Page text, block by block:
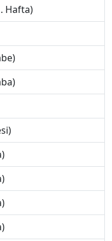
Hafta)